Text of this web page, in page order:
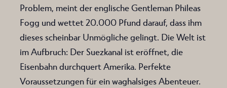
Problem, meint der englische Gentleman Phileas
Fogg und wettet 20.000 Pfund darauf, dass ihm
dieses scheinbar Unmögliche gelingt. Die Welt ist
im Aufbruch: Der Suezkanal ist eröffnet, die
Eisenbahn durchquert Amerika. Perfekte
Voraussetzungen für ein waghalsiges Abenteuer.